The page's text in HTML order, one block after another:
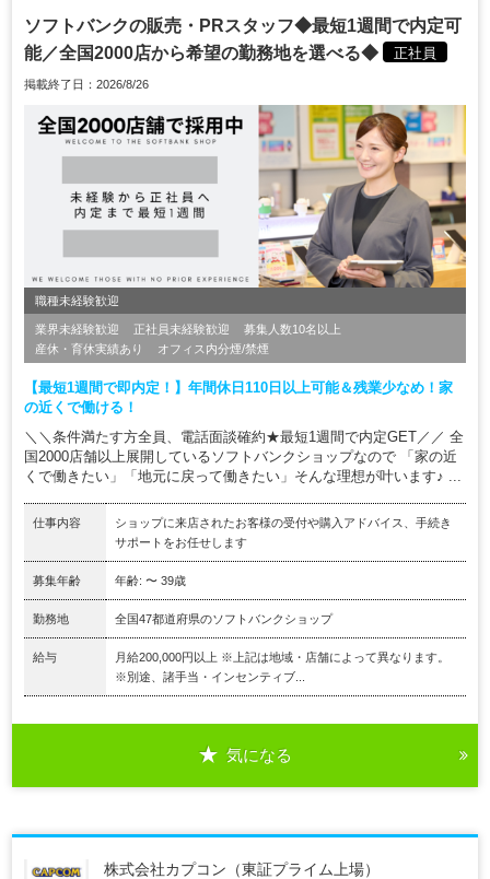
ソフトバンクの販売・PRスタッフ◆最短1週間で内定可
能／全国2000店から希望の勤務地を選べる◆
正社員
掲載終了日：2026/8/26
職種未経験歓迎
業界未経験歓迎 正社員未経験歓迎
募集人数10名以上
産休・育休実績あり
オフィス内分煙/禁煙
【最短1週間で即内定！】年間休日110日以上可能＆残業少なめ！家
の近くで働ける！
＼＼条件満たす方全員、電話面談確約★最短1週間で内定GET／／ 全
国2000店舗以上展開しているソフトバンクショップなので 「家の近
くで働きたい」「地元に戻って働きたい」そんな理想が叶います♪ ...
仕事内容
ショップに来店されたお客様の受付や購入アドバイス、手続き
サポートをお任せします
募集年齢 年齢: 〜 39歳
勤務地 全国47都道府県のソフトバンクショップ
給与
月給200,000円以上 ※上記は地域・店舗によって異なります。
※別途、諸手当・インセンティブ...
気になる
株式会社カプコン（東証プライム上場）